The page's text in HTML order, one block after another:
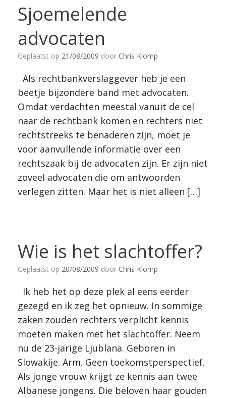
Sjoemelende
advocaten
Geplaatst op 21/08/2009 door Chris Klomp
Als rechtbankverslaggever heb je een
beetje bijzondere band met advocaten.
Omdat verdachten meestal vanuit de cel
naar de rechtbank komen en rechters niet
rechtstreeks te benaderen zijn, moet je
voor aanvullende informatie over een
rechtszaak bij de advocaten zijn. Er zijn niet
zoveel advocaten die om antwoorden
verlegen zitten. Maar het is niet alleen […]
Wie is het slachtoffer?
Geplaatst op 20/08/2009 door Chris Klomp
Ik heb het op deze plek al eens eerder
gezegd en ik zeg het opnieuw. In sommige
zaken zouden rechters verplicht kennis
moeten maken met het slachtoffer. Neem
nu de 23-jarige Ljublana. Geboren in
Slowakije. Arm. Geen toekomstperspectief.
Als jonge vrouw krijgt ze kennis aan twee
Albanese jongens. Die beloven haar gouden